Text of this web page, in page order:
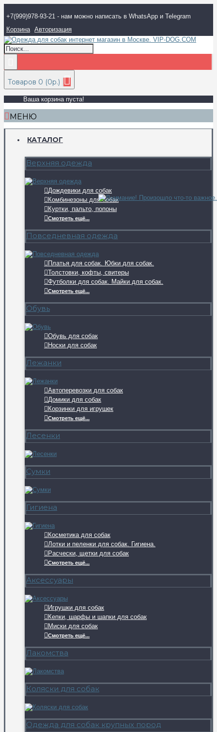
+7(999)978-93-21 - нам можно написать в WhatsApp и Telegram
Корзина Авторизация
Товаров 0 (0р.)
Ваша корзина пуста!
МЕНЮ
КАТАЛОГ
Верхняя одежда
Дождевики для собак
Комбинезоны для собак
Куртки, пальто, попоны
Смотреть ещё...
Повседневная одежда
Платья для собак. Юбки для собак.
Толстовки, кофты, свитеры
Футболки для собак. Майки для собак.
Смотреть ещё...
Обувь
Обувь для собак
Носки для собак
Лежанки
Автоперевозки для собак
Домики для собак
Корзинки для игрушек
Смотреть ещё...
Лесенки
Сумки
Гигиена
Косметика для собак
Лотки и пеленки для собак. Гигиена.
Расчески, щетки для собак
Смотреть ещё...
Аксессуары
Игрушки для собак
Кепки, шарфы и шапки для собак
Миски для собак
Смотреть ещё...
Лакомства
Коляски для собак
Одежда для собак крупных пород